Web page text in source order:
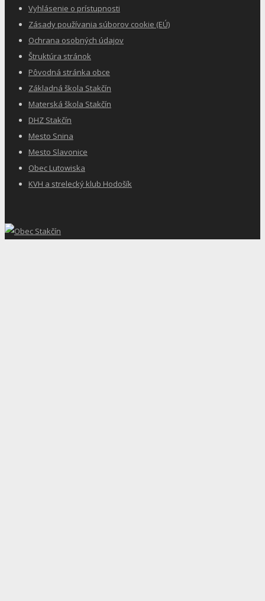
Vyhlásenie o prístupnosti
Zásady používania súborov cookie (EÚ)
Ochrana osobných údajov
Štruktúra stránok
Pôvodná stránka obce
Základná škola Stakčín
Materská škola Stakčín
DHZ Stakčín
Mesto Snina
Mesto Slavonice
Obec Lutowiska
KVH a strelecký klub Hodošík